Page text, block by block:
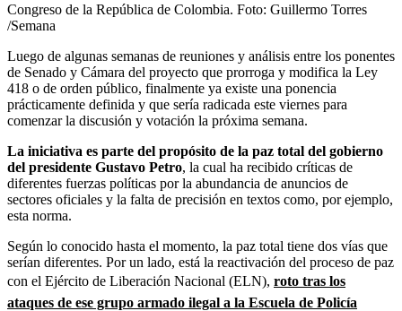
Congreso de la República de Colombia. Foto: Guillermo Torres
/Semana
Luego de algunas semanas de reuniones y análisis entre los ponentes
de Senado y Cámara del proyecto que prorroga y modifica la Ley
418 o de orden público, finalmente ya existe una ponencia
prácticamente definida y que sería radicada este viernes para
comenzar la discusión y votación la próxima semana.
La iniciativa es parte del propósito de la paz total del gobierno
del presidente Gustavo Petro, la cual ha recibido críticas de
diferentes fuerzas políticas por la abundancia de anuncios de
sectores oficiales y la falta de precisión en textos como, por ejemplo,
esta norma.
Según lo conocido hasta el momento, la paz total tiene dos vías que
serían diferentes. Por un lado, está la reactivación del proceso de paz
con el Ejército de Liberación Nacional (ELN), roto tras los
ataques de ese grupo armado ilegal a la Escuela de Policía